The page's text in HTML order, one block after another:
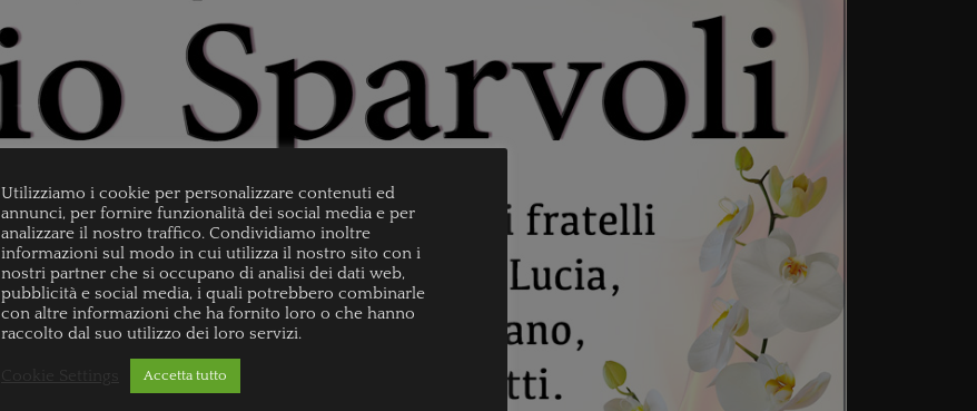
Utilizziamo i cookie per personalizzare contenuti ed
annunci, per fornire funzionalità dei social media e per
analizzare il nostro traffico. Condividiamo inoltre
informazioni sul modo in cui utilizza il nostro sito con i
nostri partner che si occupano di analisi dei dati web,
pubblicità e social media, i quali potrebbero combinarle
con altre informazioni che ha fornito loro o che hanno
raccolto dal suo utilizzo dei loro servizi.
Accetta tutto